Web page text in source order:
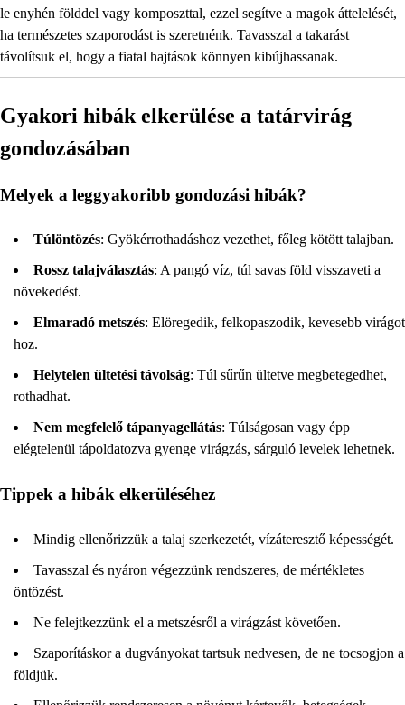
le enyhén földdel vagy komposzttal, ezzel segítve a magok áttelelését,
ha természetes szaporodást is szeretnénk. Tavasszal a takarást
távolítsuk el, hogy a fiatal hajtások könnyen kibújhassanak.
Gyakori hibák elkerülése a tatárvirág
gondozásában
Melyek a leggyakoribb gondozási hibák?
Túlöntözés: Gyökérrothadáshoz vezethet, főleg kötött talajban.
Rossz talajválasztás: A pangó víz, túl savas föld visszaveti a
növekedést.
Elmaradó metszés: Elöregedik, felkopaszodik, kevesebb virágot
hoz.
Helytelen ültetési távolság: Túl sűrűn ültetve megbetegedhet,
rothadhat.
Nem megfelelő tápanyagellátás: Túlságosan vagy épp
elégtelenül tápoldatozva gyenge virágzás, sárguló levelek lehetnek.
Tippek a hibák elkerüléséhez
Mindig ellenőrizzük a talaj szerkezetét, vízáteresztő képességét.
Tavasszal és nyáron végezzünk rendszeres, de mértékletes
öntözést.
Ne felejtkezzünk el a metszésről a virágzást követően.
Szaporításkor a dugványokat tartsuk nedvesen, de ne tocsogjon a
földjük.